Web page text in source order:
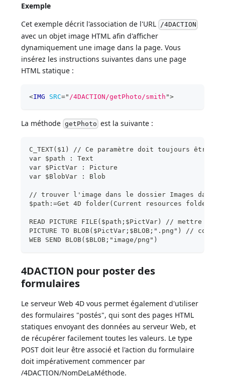
Exemple
Cet exemple décrit l'association de l'URL /4DACTION
avec un objet image HTML afin d'afficher
dynamiquement une image dans la page. Vous
insérez les instructions suivantes dans une page
HTML statique :
<IMG SRC=" /4DACTION/getPhoto/smith ">
La méthode getPhoto est la suivante :
C_TEXT($1) // Ce paramètre doit toujours être
var $path : Text
var $PictVar : Picture
var $BlobVar : Blob
// trouver l'image dans le dossier Images dans
$path:=Get 4D folder(Current resources
READ PICTURE FILE($path;$PictVar) // mettre
PICTURE TO BLOB($PictVar;$BLOB;".png") //
WEB SEND BLOB($BLOB;"image/png")
4DACTION pour poster des
formulaires
Le serveur Web 4D vous permet également d'utiliser
des formulaires "postés", qui sont des pages HTML
statiques envoyant des données au serveur Web, et
de récupérer facilement toutes les valeurs. Le type
POST doit leur être associé et l'action du formulaire
doit impérativement commencer par
/4DACTION/NomDeLaMéthode.